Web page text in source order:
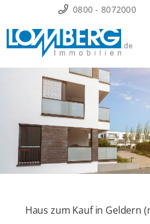
Inhalt
springen
0800 - 8072000
Haus zum Kauf in Geldern